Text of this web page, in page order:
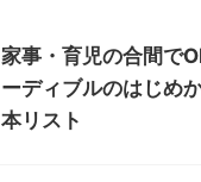
家事・育児の合間で
ーディブルのはじめ
本リスト